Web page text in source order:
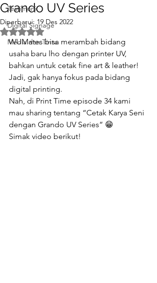
Testimoni
Digital Signage
Media dan Tinta
Grando UV Series
Diperbarui: 19 Des 2022
Dinilai NaN dari 5 bintang.
WUMates bisa merambah bidang
usaha baru lho dengan printer UV,
bahkan untuk cetak fine art & leather!
Jadi, gak hanya fokus pada bidang
digital printing.
Nah, di Print Time episode 34 kami
mau sharing tentang “Cetak Karya Seni
dengan Grando UV Series” 😁
Simak video berikut!